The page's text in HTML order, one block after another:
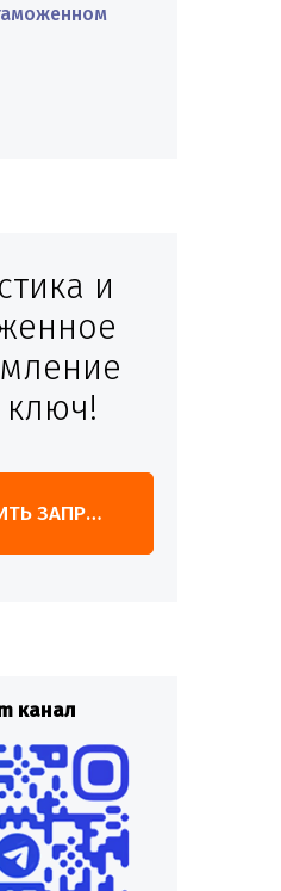
и
ОТПРАВИТЬ ЗАПРОС
Наш Telegram канал